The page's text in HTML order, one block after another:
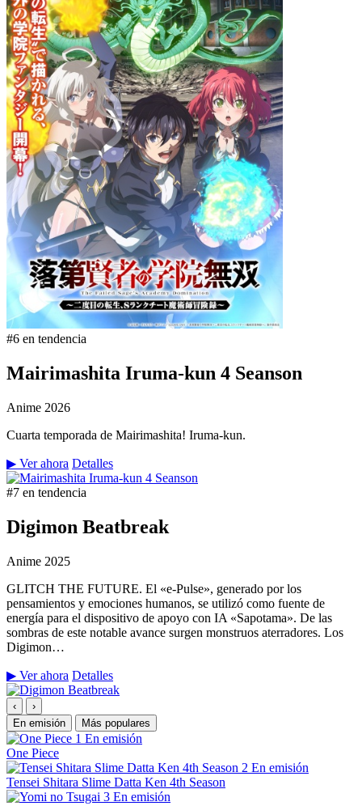
#6 en tendencia
Mairimashita Iruma-kun 4 Seanson
Anime 2026
Cuarta temporada de Mairimashita! Iruma-kun.
▶ Ver ahora Detalles
#7 en tendencia
Digimon Beatbreak
Anime 2025
GLITCH THE FUTURE. El «e-Pulse», generado por los
pensamientos y emociones humanos, se utilizó como fuente de
energía para el dispositivo de apoyo con IA «Sapotama». De las
sombras de este notable avance surgen monstruos aterradores. Los
Digimon…
▶ Ver ahora Detalles
‹
›
En emisión
Más populares
1 En emisión
One Piece
2 En emisión
Tensei Shitara Slime Datta Ken 4th Season
3 En emisión